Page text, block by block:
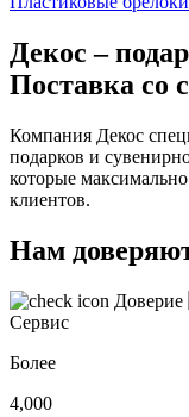
Декос –
Поставка со
Компания Декос
подарков и
которые
клиентов.
Нам
Доверие
Сервис
Более
4,000